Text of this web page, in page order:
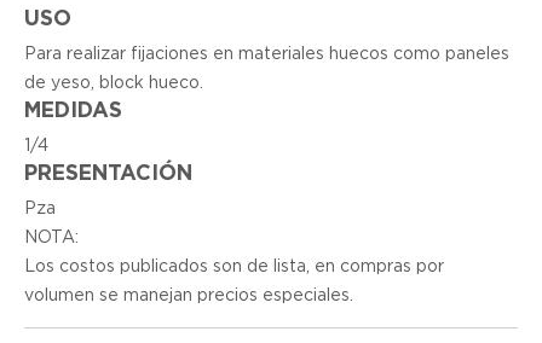
USO
Para realizar fijaciones en materiales huecos como paneles
de yeso, block hueco.
MEDIDAS
1/4
PRESENTACIÓN
Pza
NOTA:
Los costos publicados son de lista, en compras por
volumen se manejan precios especiales.